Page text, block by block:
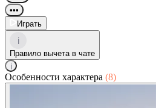
•••
Играть
i
Правило вычета в чате
i
Особенности характера (8)